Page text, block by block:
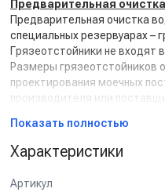
Предварительная
Предварительная очистка
специальных резервуарах –
Грязеотстойники не входят
Размеры грязеотстойников
проектирования моечных
производителя или
Условия эксплуатации:
Система устанавливается в
Измерительные приборы и
защищены от воды и
Показать полностью
Характеристики
Артикул